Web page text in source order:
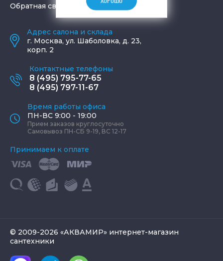
Обратная связь
Адрес салона и склада
г. Москва, ул. Шаболовка, д. 23,
корп. 2
Контактные телефоны
8 (495) 795-77-65
8 (495) 797-11-67
Время работы офиса
ПН-ВС 9:00 - 19:00
Прием заказов круглосуточно
Самовывоз ПН-СБ 9-19, ВС 12-17
Принимаем к оплате
© 2009-2026 «АКВАМИР» интернет-магазин
сантехники